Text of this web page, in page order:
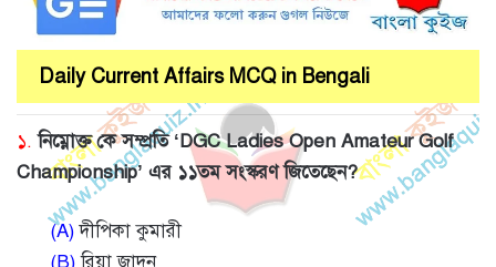
Daily Current Affairs MCQ in Bengali
১. নিম্নোক্ত কে সম্প্রতি ‘DGC Ladies Open Amateur Golf
Championship’ এর ১১তম সংস্করণ জিতেছেন?
(A)দীপিকা কুমারী
(B)রিয়া জাদন